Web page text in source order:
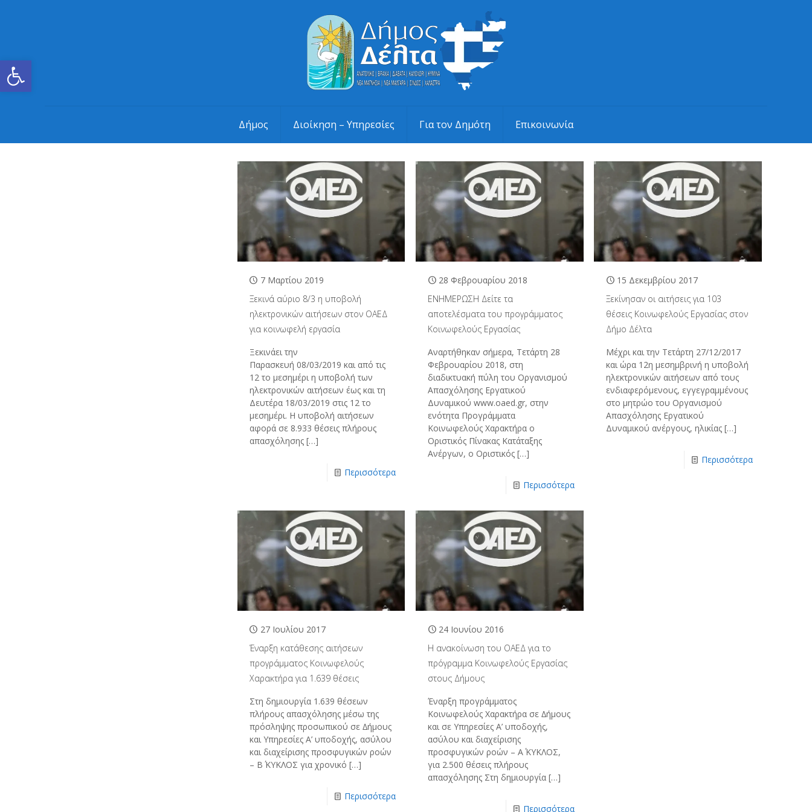
Ανοίξτε τη γραμμή εργαλείων
Δήμος Διοίκηση – Υπηρεσίες Για τον Δημότη Επικοινωνία
7 Μαρτίου 2019
Ξεκινά αύριο 8/3 η υποβολή
ηλεκτρονικών αιτήσεων στον ΟΑΕΔ
για κοινωφελή εργασία
Ξεκινάει την
Παρασκευή 08/03/2019 και από τις
12 το μεσημέρι η υποβολή των
ηλεκτρονικών αιτήσεων έως και τη
Δευτέρα 18/03/2019 στις 12 το
μεσημέρι. Η υποβολή αιτήσεων
αφορά σε 8.933 θέσεις πλήρους
απασχόλησης[…]
Περισσότερα
28 Φεβρουαρίου 2018
ΕΝΗΜΕΡΩΣΗ Δείτε τα
αποτελέσματα του προγράμματος
Κοινωφελούς Εργασίας
Αναρτήθηκαν σήμερα, Τετάρτη 28
Φεβρουαρίου 2018, στη
διαδικτυακή πύλη του Οργανισμού
Απασχόλησης Εργατικού
Δυναμικού www.oaed.gr, στην
ενότητα Προγράμματα
Κοινωφελούς Χαρακτήρα ο
Οριστικός Πίνακας Κατάταξης
Ανέργων, ο Οριστικός […]
Περισσότερα
15 Δεκεμβρίου 2017
Ξεκίνησαν οι αιτήσεις για 103
θέσεις Κοινωφελούς Εργασίας στον
Δήμο Δέλτα
Μέχρι και την Τετάρτη 27/12/2017
και ώρα 12η μεσημβρινή η υποβολή
ηλεκτρονικών αιτήσεων από τους
ενδιαφερόμενους, εγγεγραμμένους
στο μητρώο του Οργανισμού
Απασχόλησης Εργατικού
Δυναμικού ανέργους, ηλικίας […]
Περισσότερα
27 Ιουλίου 2017
Έναρξη κατάθεσης αιτήσεων
προγράµµατος Κοινωφελούς
Χαρακτήρα για 1.639 θέσεις
Στη δηµιουργία 1.639 θέσεων
πλήρους απασχόλησης µέσω της
πρόσληψης προσωπικού σε ∆ήµους
και Υπηρεσίες Α’ υποδοχής, ασύλου
και διαχείρισης προσφυγικών ροών
– Β΄ ΚΥΚΛΟΣ για χρονικό […]
Περισσότερα
24 Ιουνίου 2016
Η ανακοίνωση του ΟΑΕΔ για το
πρόγραμμα Κοινωφελούς Εργασίας
στους Δήμους
Έναρξη προγράµµατος
Κοινωφελούς Χαρακτήρα σε ∆ήµους
και σε Υπηρεσίες Α’ υποδοχής,
ασύλου και διαχείρισης
προσφυγικών ροών – Α΄ ΚΥΚΛΟΣ,
για 2.500 θέσεις πλήρους
απασχόλησης Στη δηµιουργία […]
Περισσότερα